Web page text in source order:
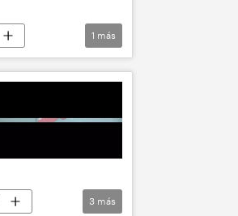
1 más
3 más